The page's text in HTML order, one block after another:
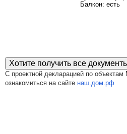
Балкон: есть
Хотите получить все
С проектной декларацией по
ознакомиться на сайте наш.дом.рф